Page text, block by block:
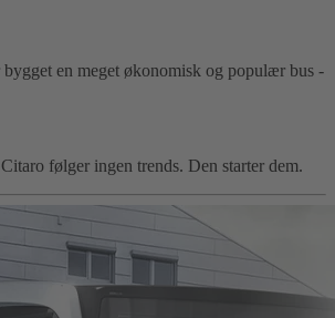
en meget økonomisk og populær bus -
følger ingen trends. Den starter dem.